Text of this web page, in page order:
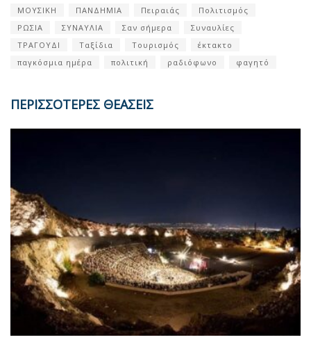
ΜΟΥΣΙΚΗ ΠΑΝΔΗΜΙΑ Πειραιάς
Πολιτισμός
ΡΩΣΙΑ
ΣΥΝΑΥΛΙΑ Σαν σήμερα
Συναυλίες
ΤΡΑΓΟΥΔΙ
Ταξίδια Τουρισμός
έκτακτο
παγκόσμια ημέρα
πολιτική ραδιόφωνο φαγητό
ΠΕΡΙΣΣΟΤΕΡΕΣ ΘΕΑΣΕΙΣ